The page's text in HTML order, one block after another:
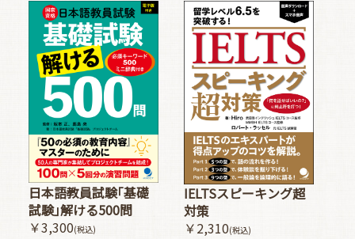
日本語教員試験｢基礎
試験｣解ける500問
￥3,300(税込)
IELTSスピーキング超
対策
￥2,310(税込)